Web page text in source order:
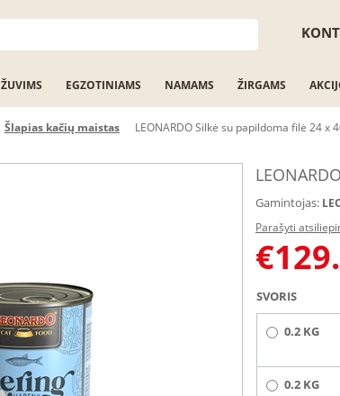
ŽUVIMS EGZOTINIAMS NAMAMS ŽIRGAMS
Šlapias kačių maistas LEONARDO Silkė su papildoma filė 24 x
Gamintojas:
Parašyti
€
SVORIS
0.2 KG
0.2 KG